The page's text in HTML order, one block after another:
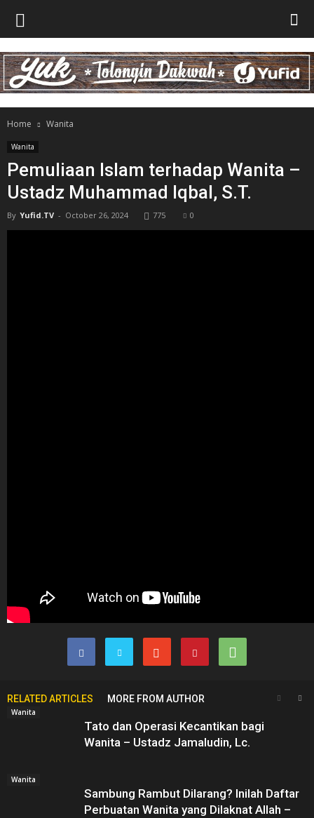
Home Wanita
Wanita
Pemuliaan Islam terhadap Wanita –
Ustadz Muhammad Iqbal, S.T.
By Yufid.TV - October 26, 2024 775 0
RELATED ARTICLES MORE FROM AUTHOR
Wanita
Tato dan Operasi Kecantikan bagi
Wanita – Ustadz Jamaludin, Lc.
Wanita
Sambung Rambut Dilarang? Inilah Daftar
Perbuatan Wanita yang Dilaknat Allah –